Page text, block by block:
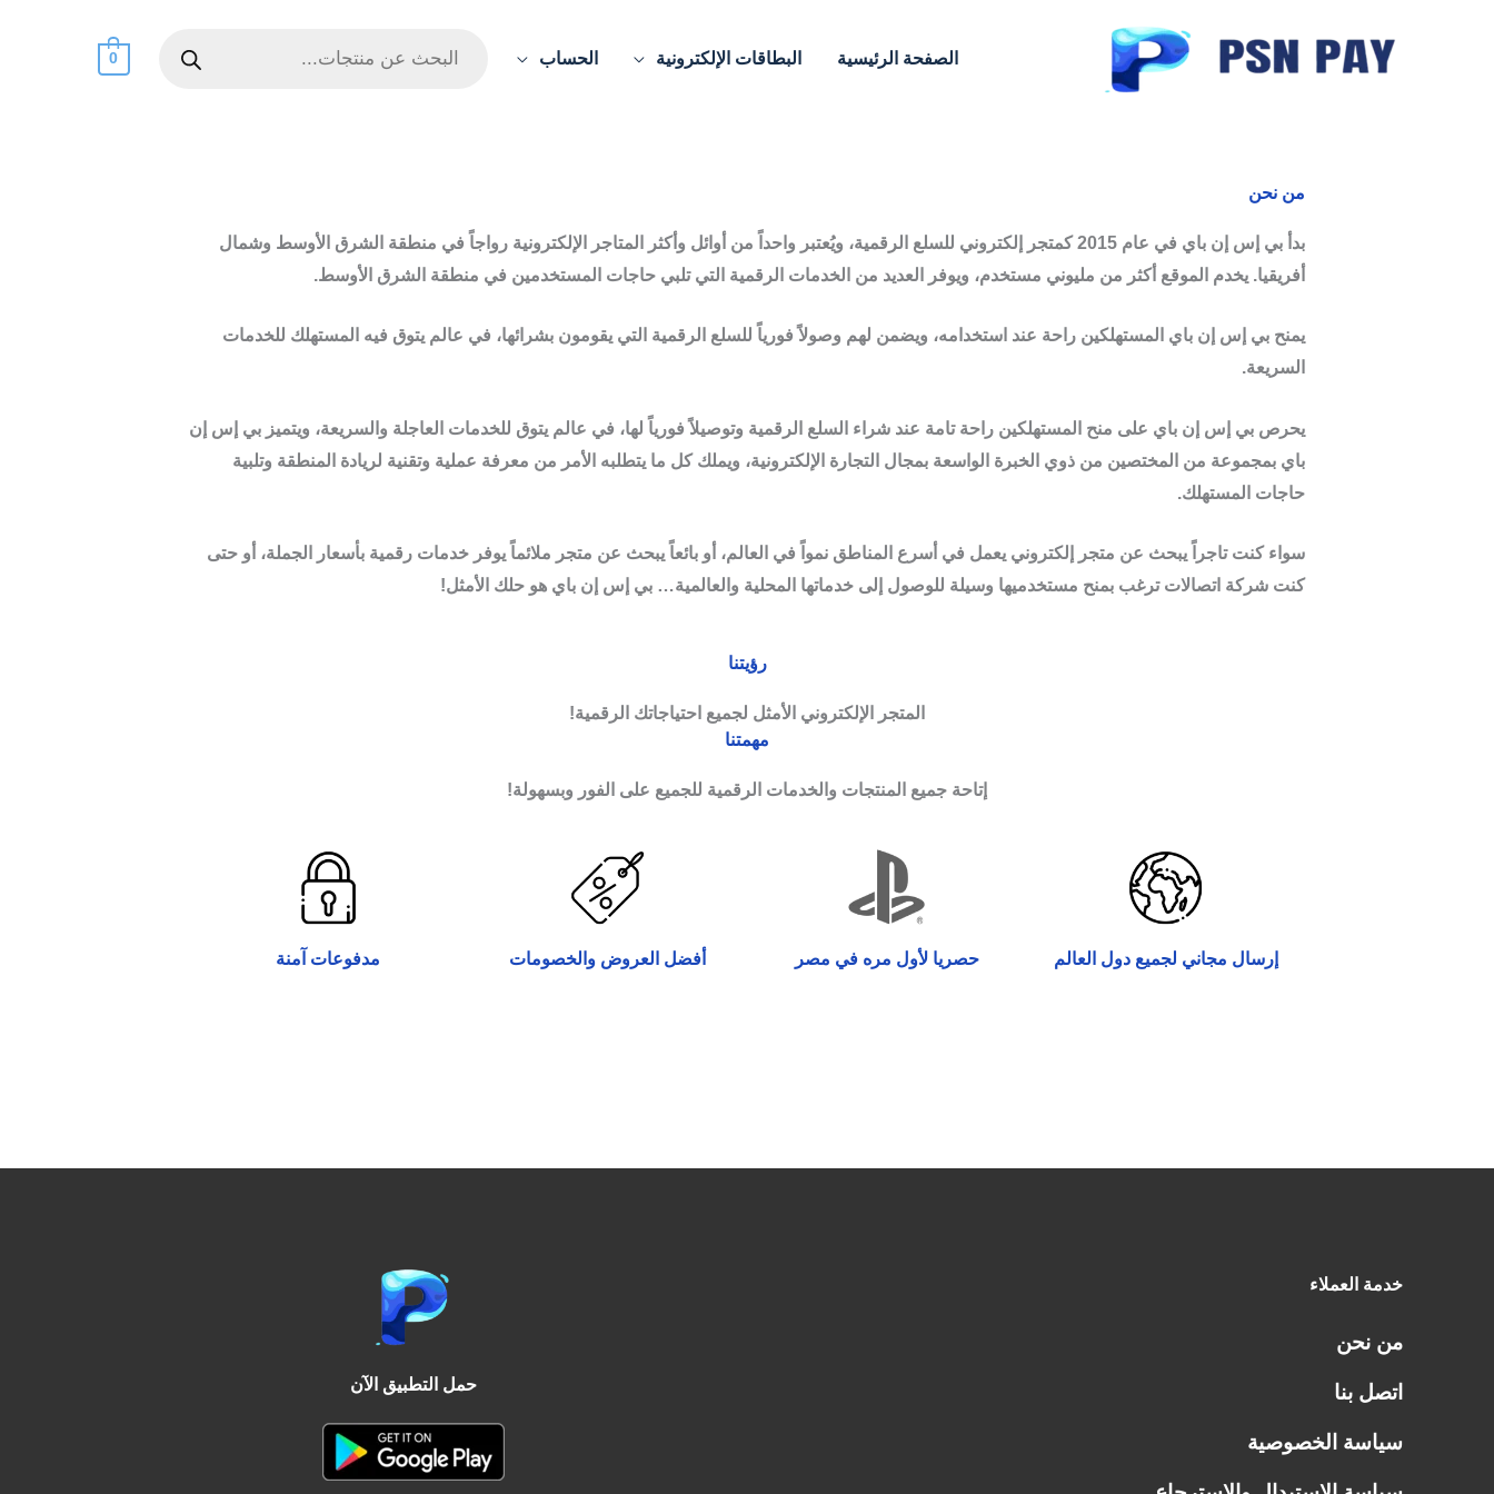
الصفحة الرئيسية البطاقات الإلكترونية الحساب 0
من نحن
بدأ بي إس إن باي في عام 2015 كمتجر إلكتروني للسلع الرقمية، ويُعتبر واحداً من أوائل وأكثر المتاجر الإلكترونية رواجاً في منطقة الشرق الأوسط وشمال
أفريقيا. يخدم الموقع أكثر من مليوني مستخدم، ويوفر العديد من الخدمات الرقمية التي تلبي حاجات المستخدمين في منطقة الشرق الأوسط.
يمنح بي إس إن باي المستهلكين راحة عند استخدامه، ويضمن لهم وصولاً فورياً للسلع الرقمية التي يقومون بشرائها، في عالم يتوق فيه المستهلك للخدمات
السريعة.
يحرص بي إس إن باي على منح المستهلكين راحة تامة عند شراء السلع الرقمية وتوصيلاً فورياً لها، في عالم يتوق للخدمات العاجلة والسريعة، ويتميز بي إس إن
باي بمجموعة من المختصين من ذوي الخبرة الواسعة بمجال التجارة الإلكترونية، ويملك كل ما يتطلبه الأمر من معرفة عملية وتقنية لريادة المنطقة وتلبية
حاجات المستهلك.
سواء كنت تاجراً يبحث عن متجر إلكتروني يعمل في أسرع المناطق نمواً في العالم، أو بائعاً يبحث عن متجر ملائماً يوفر خدمات رقمية بأسعار الجملة، أو حتى
كنت شركة اتصالات ترغب بمنح مستخدميها وسيلة للوصول إلى خدماتها المحلية والعالمية… بي إس إن باي هو حلك الأمثل!
رؤيتنا
المتجر الإلكتروني الأمثل لجميع احتياجاتك الرقمية!
مهمتنا
إتاحة جميع المنتجات والخدمات الرقمية للجميع على الفور وبسهولة!
إرسال مجاني لجميع دول العالم حصريا لأول مره في مصر أفضل العروض والخصومات مدفوعات آمنة
خدمة العملاء
من نحن
اتصل بنا
سياسة الخصوصية
حمل التطبيق الآن